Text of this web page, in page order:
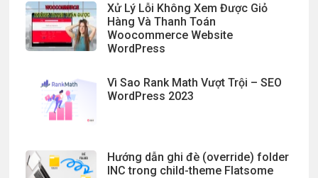
Xử Lý Lỗi Không Xem Được Giỏ
Hàng Và Thanh Toán
Woocommerce Website
WordPress
Vì Sao Rank Math Vượt Trội – SEO
WordPress 2023
Hướng dẫn ghi đè (override) folder
INC trong child-theme Flatsome